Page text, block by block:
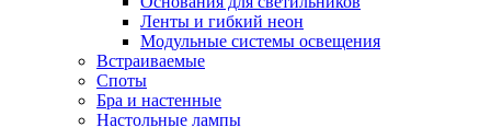
Ленты и гибкий неон
Модульные системы освещения
Встраиваемые
Споты
Бра и настенные
Настольные лампы